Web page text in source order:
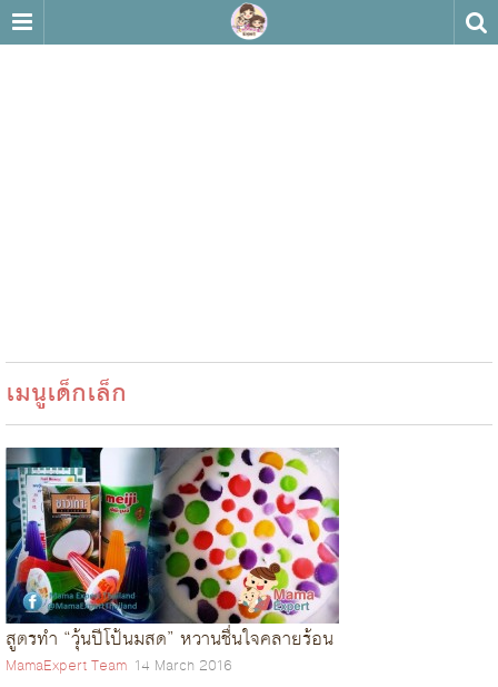
เมนูเด็กเล็ก
สูตรทำ “วุ้นปีโป้นมสด” หวานชื่นใจคลายร้อน
MamaExpert Team 14 March 2016